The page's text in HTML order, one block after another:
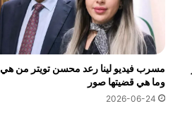
مسرب فيديو لينا رعد محسن تويتر من هي
وما هي قضيتها صور
2026-06-24